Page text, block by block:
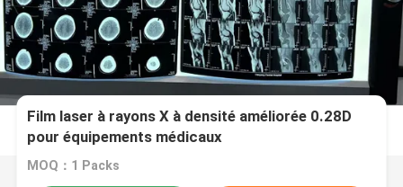
Film laser à rayons X à densité améliorée 0.28D
pour équipements médicaux
MOQ：1 Packs